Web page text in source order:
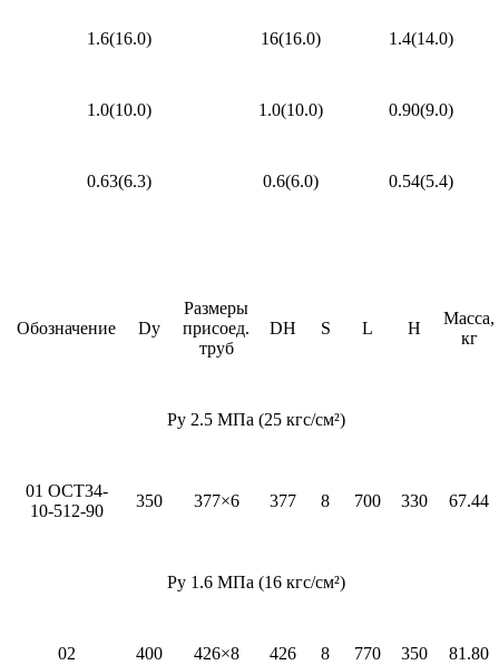
1.6(16.0) 16(16.0) 1.4(14.0)
1.0(10.0) 1.0(10.0) 0.90(9.0)
0.63(6.3) 0.6(6.0) 0.54(5.4)
Обозначение Dy
Размеры
присоед.
труб
DH S L H
Масса,
кг
Py 2.5 МПа (25 кгс/см²)
01 ОСТ34-
10-512-90
350 377×6 377 8 700 330 67.44
Py 1.6 МПа (16 кгс/см²)
02 400 426×8 426 8 770 350 81.80